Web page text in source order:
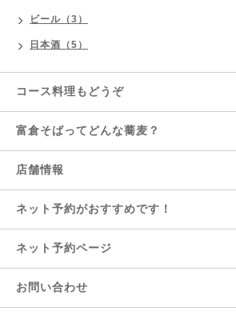
ビール（3）
日本酒（5）
コース料理もどうぞ
富倉そばってどんな蕎麦？
店舗情報
ネット予約がおすすめです！
ネット予約ページ
お問い合わせ